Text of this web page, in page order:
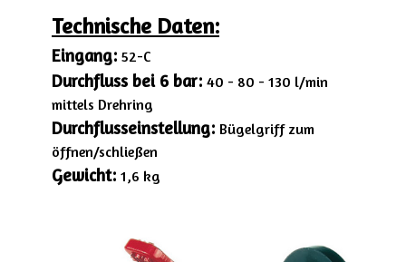
Technische Daten:
Eingang: 52-C
Durchfluss bei 6 bar: 40 - 80 - 130 l/min
mittels Drehring
Durchflusseinstellung: Bügelgriff zum
öffnen/schließen
Gewicht: 1,6 kg